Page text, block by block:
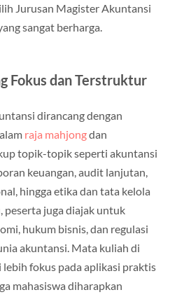
Jurusan Magister Akuntansi
sangat berharga.
Fokus dan Terstruktur
dirancang dengan
raja mahjongdan
topik-topik seperti akuntansi
keuangan, audit lanjutan,
hingga etika dan tata kelola
peserta juga diajak untuk
hukum bisnis, dan regulasi
akuntansi. Mata kuliah di
fokus pada aplikasi praktis
mahasiswa diharapkan